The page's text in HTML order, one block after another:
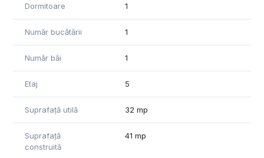
Dormitoare 1
Număr bucătării 1
Număr băi 1
Etaj 5
Suprafață utilă 32 mp
Suprafață
construită
41 mp